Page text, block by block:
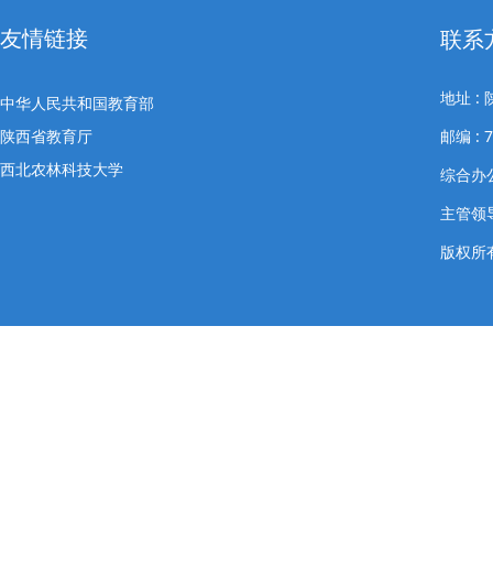
友情链接
中华人民共和国教育部
陕西省教育厅
西北农林科技大学
联系
地址 :
邮编 :
综合办
主管
版权